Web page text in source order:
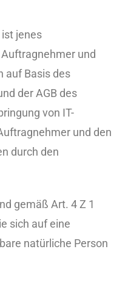
ist jenes
und
auf Basis des
der AGB des
von IT-
und den
durch den
gemäß Art. 4 Z 1
sich auf eine
natürliche Person